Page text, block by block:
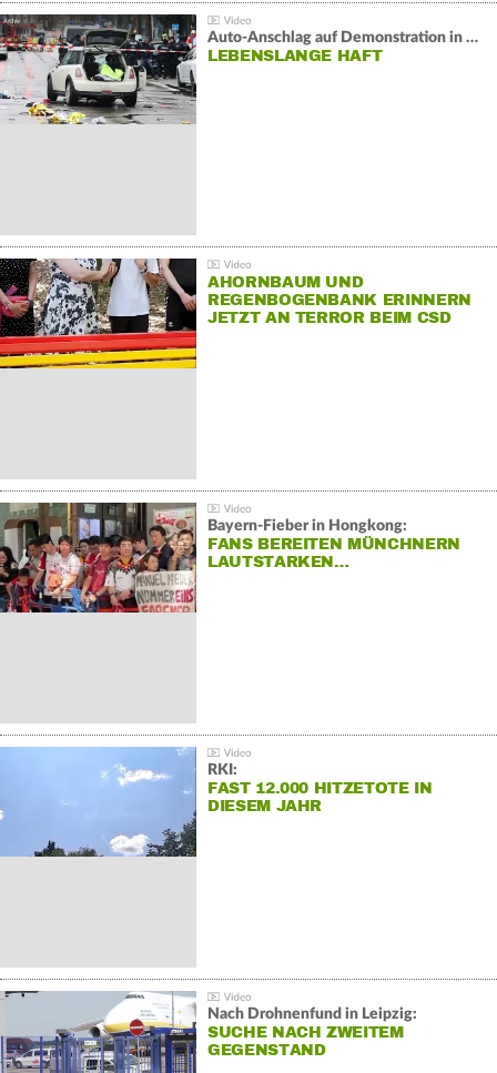
Auto-Anschlag auf Demonstration in München:
LEBENSLANGE HAFT
AHORNBAUM UND
REGENBOGENBANK ERINNERN
JETZT AN TERROR BEIM CSD
Bayern-Fieber in Hongkong:
FANS BEREITEN MÜNCHNERN
LAUTSTARKEN…
RKI:
FAST 12.000 HITZETOTE IN
DIESEM JAHR
Nach Drohnenfund in Leipzig:
SUCHE NACH ZWEITEM
GEGENSTAND